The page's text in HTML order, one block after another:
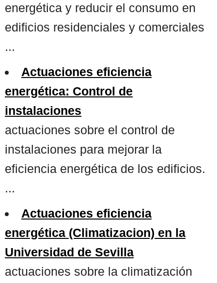
energética y reducir el consumo en
edificios residenciales y comerciales
...
Actuaciones eficiencia
energética: Control de
instalaciones
actuaciones sobre el control de
instalaciones para mejorar la
eficiencia energética de los edificios.
...
Actuaciones eficiencia
energética (Climatizacion) en la
Universidad de Sevilla
actuaciones sobre la climatización